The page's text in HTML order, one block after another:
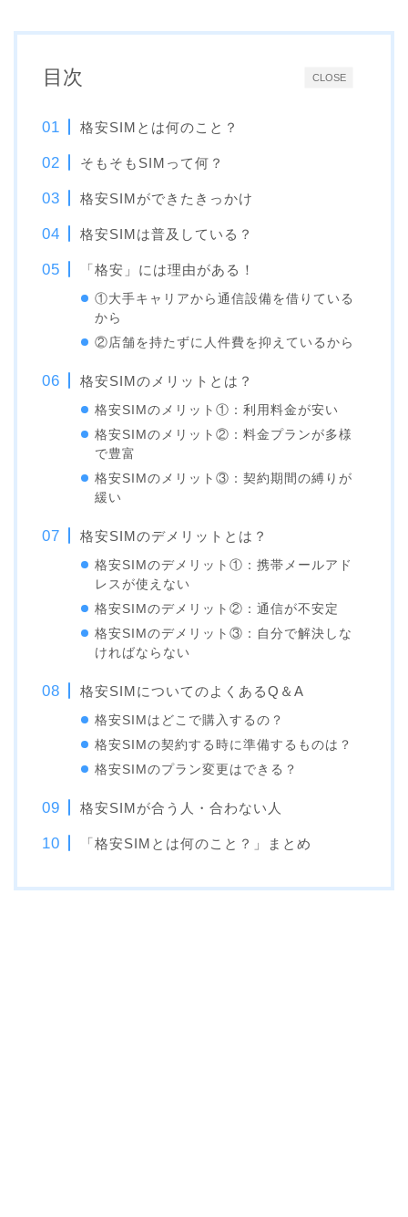
CLOSE
目次
格安SIMとは何のこと？
そもそもSIMって何？
格安SIMができたきっかけ
格安SIMは普及している？
「格安」には理由がある！
①大手キャリアから通信設備を借りている
から
②店舗を持たずに人件費を抑えているから
格安SIMのメリットとは？
格安SIMのメリット①：利用料金が安い
格安SIMのメリット②：料金プランが多様
で豊富
格安SIMのメリット③：契約期間の縛りが
緩い
格安SIMのデメリットとは？
格安SIMのデメリット①：携帯メールアド
レスが使えない
格安SIMのデメリット②：通信が不安定
格安SIMのデメリット③：自分で解決しな
ければならない
格安SIMについてのよくあるQ＆A
格安SIMはどこで購入するの？
格安SIMの契約する時に準備するものは？
格安SIMのプラン変更はできる？
格安SIMが合う人・合わない人
「格安SIMとは何のこと？」まとめ